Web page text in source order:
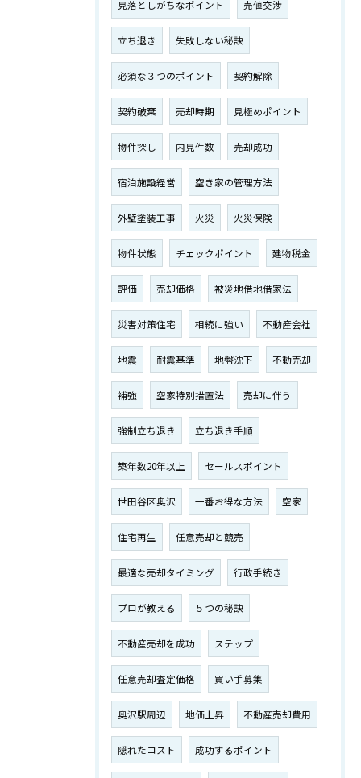
見落としがちなポイント 売値交渉
立ち退き 失敗しない秘訣
必須な３つのポイント 契約解除
契約破棄 売却時期 見極めポイント
物件探し 内見件数 売却成功
宿泊施設経営 空き家の管理方法
外壁塗装工事 火災 火災保険
物件状態 チェックポイント 建物税金
評価 売却価格 被災地借地借家法
災害対策住宅 相続に強い 不動産会社
地震 耐震基準 地盤沈下 不動売却
補強 空家特別措置法 売却に伴う
強制立ち退き 立ち退き手順
築年数20年以上 セールスポイント
世田谷区奥沢 一番お得な方法 空家
住宅再生 任意売却と競売
最適な売却タイミング 行政手続き
プロが教える ５つの秘訣
不動産売却を成功 ステップ
任意売却査定価格 買い手募集
奥沢駅周辺 地価上昇 不動産売却費用
隠れたコスト 成功するポイント